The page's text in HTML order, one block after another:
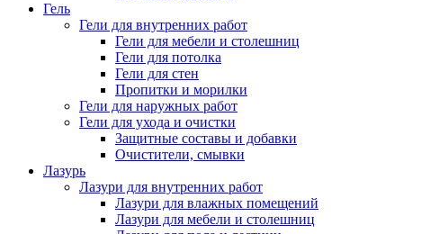
Гель
Гели для внутренних работ
Гели для мебели и столешниц
Гели для потолка
Гели для стен
Пропитки и морилки
Гели для наружных работ
Гели для ухода и очистки
Защитные составы и добавки
Очистители, смывки
Лазурь
Лазури для внутренних работ
Лазури для влажных помещений
Лазури для мебели и столешниц